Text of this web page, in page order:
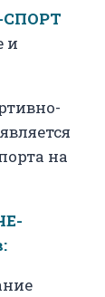
СПОРТ
и
на